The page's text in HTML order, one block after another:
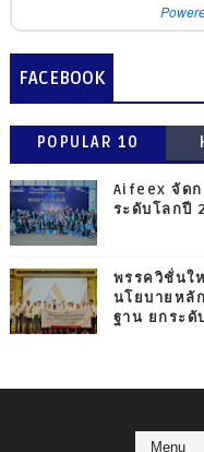
FACEBOOK
POPULAR 10
Aifeex จัด
ระดับโลกปี
พรรควิชั่นใ
นโยบายหลั
ฐาน ยกระดั